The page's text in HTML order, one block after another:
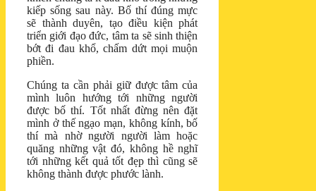
kiếp sống sau này. Bố thí đúng mực
sẽ thành duyên, tạo điều kiện phát
triển giới đạo đức, tâm ta sẽ sinh thiện
bớt đi đau khổ, chấm dứt mọi muộn
phiền.
Chúng ta cần phải giữ được tâm của
mình luôn hướng tới những người
được bố thí. Tốt nhất đừng nên đặt
mình ở thế ngạo mạn, không kính, bố
thí mà nhờ người người làm hoặc
quăng những vật đó, không hề nghĩ
tới những kết quả tốt đẹp thì cũng sẽ
không thành được phước lành.